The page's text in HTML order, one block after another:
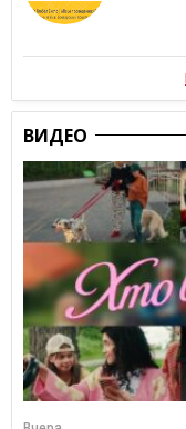
ВИДЕО